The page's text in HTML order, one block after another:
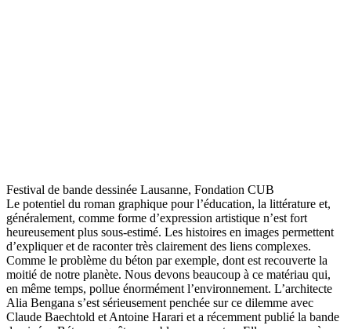
Festival de bande dessinée Lausanne, Fondation CUB
Le potentiel du roman graphique pour l’éducation, la littérature et,
généralement, comme forme d’expression artistique n’est fort
heureusement plus sous-estimé. Les histoires en images permettent
d’expliquer et de raconter très clairement des liens complexes.
Comme le problème du béton par exemple, dont est recouverte la
moitié de notre planète. Nous devons beaucoup à ce matériau qui,
en même temps, pollue énormément l’environnement. L’architecte
Alia Bengana s’est sérieusement penchée sur ce dilemme avec
Claude Baechtold et Antoine Harari et a récemment publié la bande